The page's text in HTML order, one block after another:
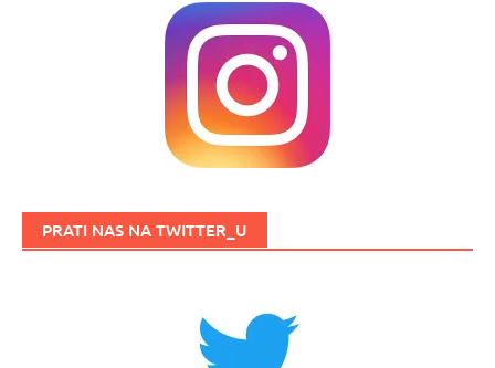
PRATI NAS NA TWITTER_U